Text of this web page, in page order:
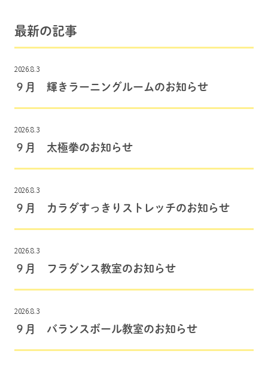
最新の記事
2026.8.3
９月 輝きラーニングルームのお知らせ
2026.8.3
９月 太極拳のお知らせ
2026.8.3
９月 カラダすっきりストレッチのお知らせ
2026.8.3
９月 フラダンス教室のお知らせ
2026.8.3
９月 バランスボール教室のお知らせ